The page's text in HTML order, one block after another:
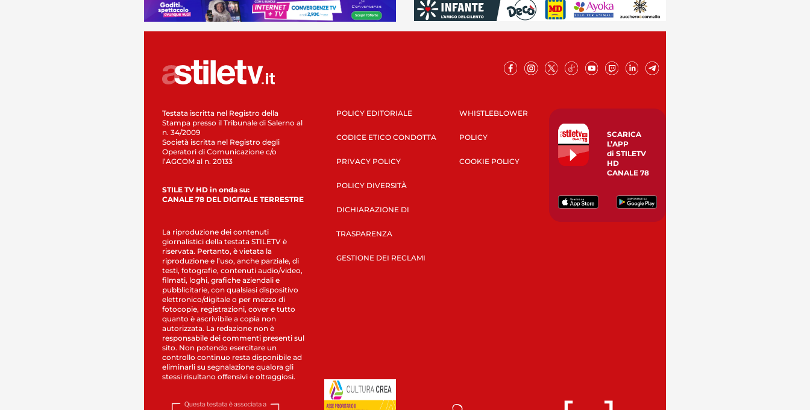
Testata iscritta nel Registro della
Stampa presso il Tribunale di Salerno al
n. 34/2009
Società iscritta nel Registro degli
Operatori di Comunicazione c/o
l’AGCOM al n. 20133
STILE TV HD in onda su:
CANALE 78 DEL DIGITALE TERRESTRE
La riproduzione dei contenuti
giornalistici della testata STILETV è
riservata. Pertanto, è vietata la
riproduzione e l’uso, anche parziale, di
testi, fotografie, contenuti audio/video,
filmati, loghi, grafiche aziendali e
pubblicitarie, con qualsiasi dispositivo
elettronico/digitale o per mezzo di
fotocopie, registrazioni, cover e tutto
quanto è ascrivibile a copia non
autorizzata. La redazione non è
responsabile dei commenti presenti sul
sito. Non potendo esercitare un
controllo continuo resta disponibile ad
eliminarli su segnalazione qualora gli
stessi risultano offensivi e oltraggiosi.
POLICY EDITORIALE
CODICE ETICO CONDOTTA
PRIVACY POLICY
POLICY DIVERSITÀ
DICHIARAZIONE DI
TRASPARENZA
GESTIONE DEI RECLAMI
WHISTLEBLOWER
POLICY
COOKIE POLICY
SCARICA
L’APP
di STILETV
HD
CANALE 78